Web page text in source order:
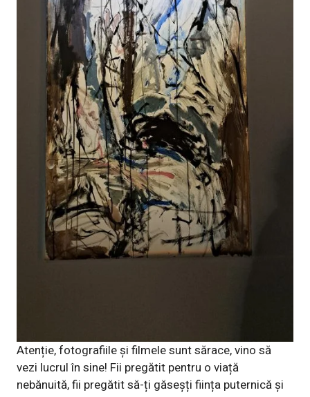
Atenție, fotografiile și filmele sunt sărace, vino să
vezi lucrul în sine! Fii pregătit pentru o viață
nebănuită, fii pregătit să-ți găseșți ființa puternică și